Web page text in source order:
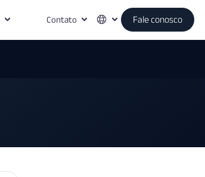
Contato Fale conosco